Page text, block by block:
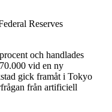
Reserves
och handlades
vid en ny
gick framåt i Tokyo
från artificiell